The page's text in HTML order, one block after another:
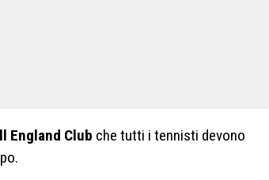
England Club che tutti i tennisti devono